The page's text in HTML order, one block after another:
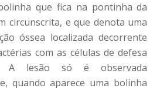
que fica na pontinha da
circunscrita, e que denota uma
óssea localizada decorrente
com as células de defesa
A lesão só é observada
quando aparece uma bolinha